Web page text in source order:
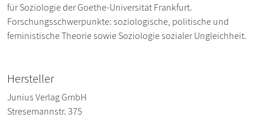
für Soziologie der Goethe-Universität Frankfurt.
Forschungsschwerpunkte: soziologische, politische und
feministische Theorie sowie Soziologie sozialer Ungleichheit.
Hersteller
Junius Verlag GmbH
Stresemannstr. 375